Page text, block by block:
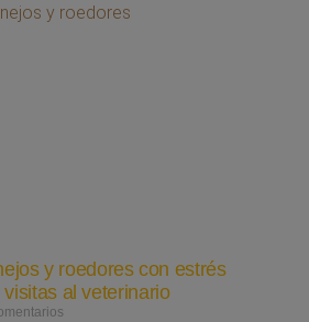
y roedores con estrés
al veterinario